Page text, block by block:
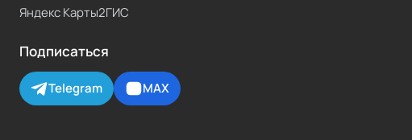
Яндекс Карты2ГИС
Подписаться
Telegram MAX